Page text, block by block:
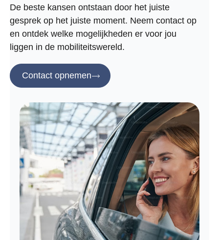
De beste kansen ontstaan door het juiste
gesprek op het juiste moment. Neem contact op
en ontdek welke mogelijkheden er voor jou
liggen in de mobiliteitswereld.
Contact opnemen